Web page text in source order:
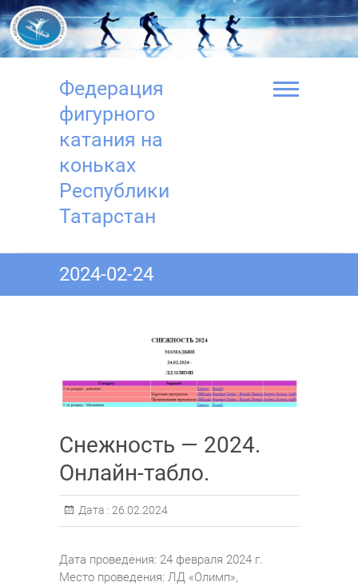
Перейти
к
содержимому
Федерация
фигурного
катания на
коньках
Республики
Татарстан
2024-02-24
Снежность — 2024.
Онлайн-табло.
Дата : 26.02.2024
Дата проведения: 24 февраля 2024 г.
Место проведения: ЛД «Олимп»,